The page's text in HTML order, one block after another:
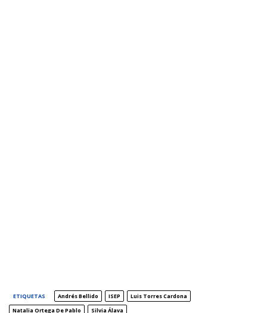
ETIQUETAS Andrés Bellido ISEP
Luis Torres Cardona
Natalia Ortega De Pablo
Silvia Álava